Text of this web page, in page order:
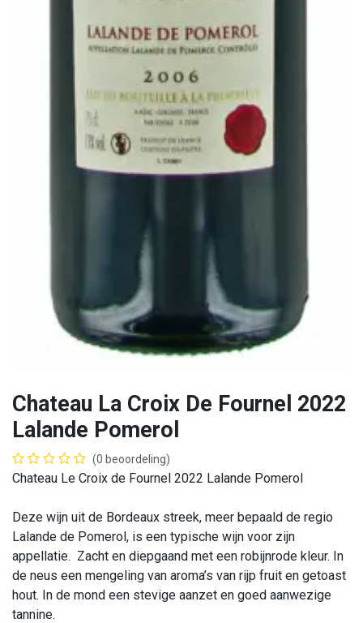
Chateau La Croix De Fournel 2022
Lalande Pomerol
(0 beoordeling)
Chateau Le Croix de Fournel 2022 Lalande Pomerol
Deze wijn uit de Bordeaux streek, meer bepaald de regio
Lalande de Pomerol, is een typische wijn voor zijn
appellatie. Zacht en diepgaand met een robijnrode kleur. In
de neus een mengeling van aroma’s van rijp fruit en getoast
hout. In de mond een stevige aanzet en goed aanwezige
tannine.